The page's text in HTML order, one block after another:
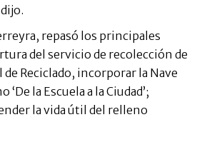
repasó los principales
del servicio de recolección de
Reciclado, incorporar la Nave
la Escuela a la Ciudad’;
la vida útil del relleno